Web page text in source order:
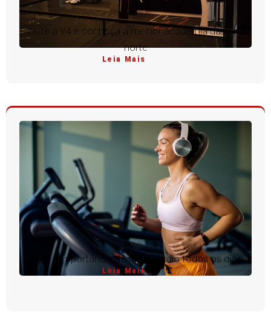
Visite a V4 e conheça a melhor academia da zona
norte
Leia Mais
Qual a importância de fazer cárdio todos os dias
Leia Mais